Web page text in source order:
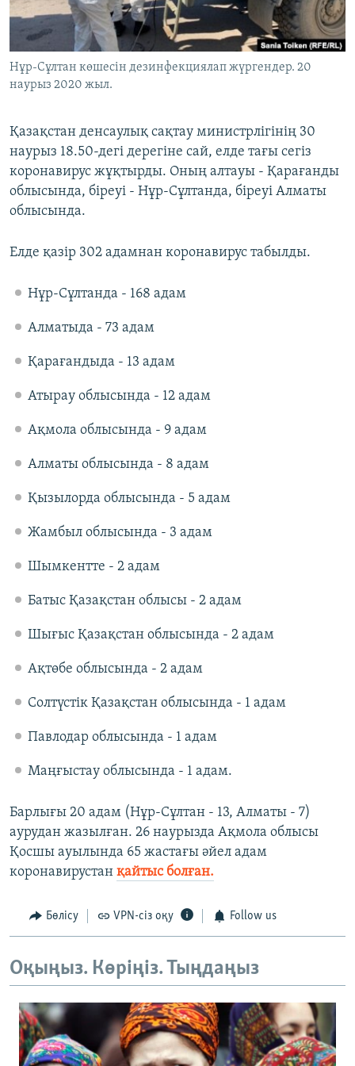
ЖАЗЫЛЫҢЫЗ
Басқа тілдерде
Нұр-Сұлтан көшесін дезинфекциялап жүргендер. 20
наурыз 2020 жыл.
Қазақстан денсаулық сақтау министрлігінің 30
наурыз 18.50-дегі дерегіне сай, елде тағы сегіз
коронавирус жұқтырды. Оның алтауы - Қарағанды
облысында, біреуі - Нұр-Сұлтанда, біреуі Алматы
облысында.
Елде қазір 302 адамнан коронавирус табылды.
Нұр-Сұлтанда - 168 адам
Алматыда - 73 адам
Қарағандыда - 13 адам
Атырау облысында - 12 адам
Ақмола облысында - 9 адам
Алматы облысында - 8 адам
Қызылорда облысында - 5 адам
Жамбыл облысында - 3 адам
Шымкентте - 2 адам
Батыс Қазақстан облысы - 2 адам
Шығыс Қазақстан облысында - 2 адам
Ақтөбе облысында - 2 адам
Солтүстік Қазақстан облысында - 1 адам
Павлодар облысында - 1 адам
Маңғыстау облысында - 1 адам.
Барлығы 20 адам (Нұр-Сұлтан - 13, Алматы - 7)
аурудан жазылған. 26 наурызда Ақмола облысы
Қосшы ауылында 65 жастағы әйел адам
коронавирустан қайтыс болған.
Бөлісу VPN-сіз оқу Follow us
Оқыңыз. Көріңіз. Тыңдаңыз